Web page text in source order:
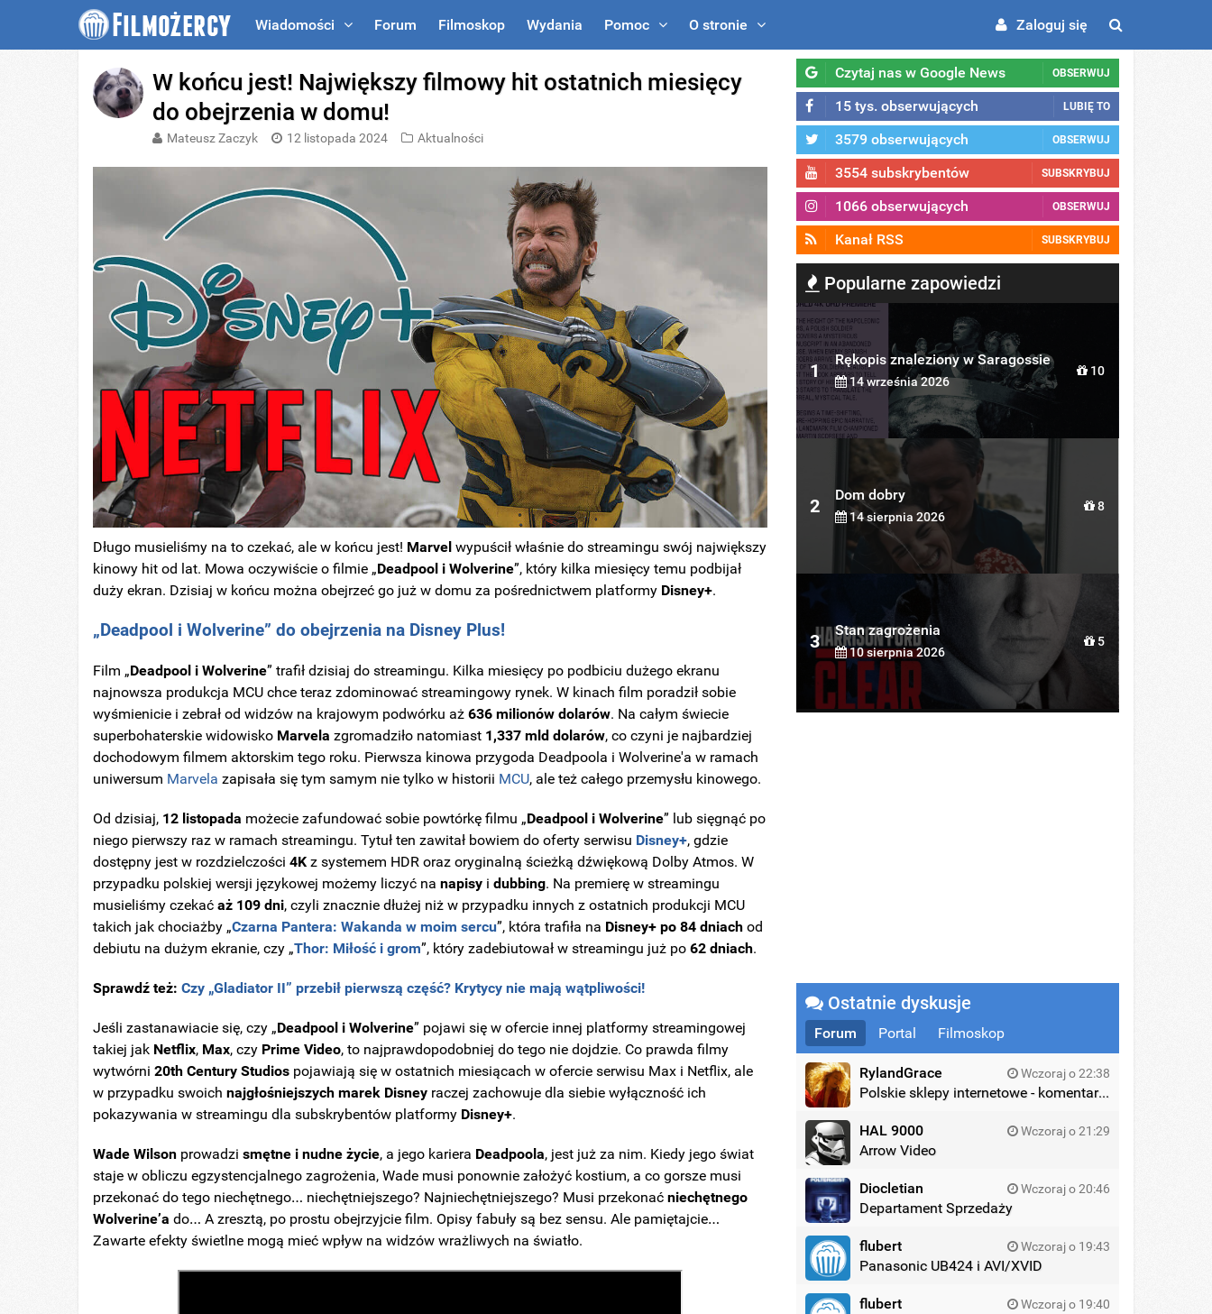
Wiadomości Forum Filmoskop Wydania Pomoc O stronie Zaloguj się
W końcu jest! Największy filmowy hit ostatnich miesięcy
do obejrzenia w domu!
Mateusz Zaczyk 12 listopada 2024 Aktualności
Długo musieliśmy na to czekać, ale w końcu jest! Marvel wypuścił właśnie do streamingu swój największy
kinowy hit od lat. Mowa oczywiście o filmie „Deadpool i Wolverine”, który kilka miesięcy temu podbijał
duży ekran. Dzisiaj w końcu można obejrzeć go już w domu za pośrednictwem platformy Disney+.
„Deadpool i Wolverine” do obejrzenia na Disney Plus!
Film „Deadpool i Wolverine” trafił dzisiaj do streamingu. Kilka miesięcy po podbiciu dużego ekranu
najnowsza produkcja MCU chce teraz zdominować streamingowy rynek. W kinach film poradził sobie
wyśmienicie i zebrał od widzów na krajowym podwórku aż 636 milionów dolarów. Na całym świecie
superbohaterskie widowisko Marvelazgromadziło natomiast 1,337 mld dolarów, co czyni je najbardziej
dochodowym filmem aktorskim tego roku. Pierwsza kinowa przygoda Deadpoola i Wolverine'a w ramach
uniwersum Marvela zapisała się tym samym nie tylko w historii MCU, ale też całego przemysłu kinowego.
Od dzisiaj, 12 listopada możecie zafundować sobie powtórkę filmu „Deadpool i Wolverine” lub sięgnąć po
niego pierwszy raz w ramach streamingu. Tytuł ten zawitał bowiem do oferty serwisu Disney+, gdzie
dostępny jest w rozdzielczości4K z systemem HDR oraz oryginalną ścieżką dźwiękową Dolby Atmos. W
przypadku polskiej wersji językowej możemy liczyć nanapisy idubbing. Na premierę w streamingu
musieliśmy czekaćaż 109 dni, czyli znacznie dłużej niż w przypadku innych z ostatnich produkcji MCU
takich jak chociażby „Czarna Pantera: Wakanda w moim sercu”, która trafiła na Disney+ po 84 dniachod
debiutu na dużym ekranie, czy „Thor: Miłość i grom”, który zadebiutował w streamingu już po62 dniach.
Sprawdź też:Czy „Gladiator II” przebił pierwszą część? Krytycy nie mają wątpliwości!
Jeśli zastanawiacie się, czy „Deadpool i Wolverine” pojawi się w ofercie innej platformy streamingowej
takiej jak Netflix, Max, czy Prime Video, to najprawdopodobniej do tego nie dojdzie. Co prawda filmy
wytwórni20th Century Studios pojawiają się w ostatnich miesiącach w ofercie serwisu Max i Netflix, ale
w przypadku swoichnajgłośniejszych marek Disney raczej zachowuje dla siebie wyłączność ich
pokazywania w streamingu dla subskrybentów platformy Disney+.
Wade Wilson prowadzismętne i nudne życie, a jego kariera Deadpoola, jest już za nim. Kiedy jego świat
staje w obliczu egzystencjalnego zagrożenia, Wade musi ponownie założyć kostium, a co gorsze musi
przekonać do tego niechętnego… niechętniejszego? Najniechętniejszego? Musi przekonaćniechętnego
Wolverine’a do… A zresztą, po prostu obejrzyjcie film. Opisy fabuły są bez sensu. Ale pamiętajcie…
Zawarte efekty świetlne mogą mieć wpływ na widzów wrażliwych na światło.
Czytaj nas w Google News OBSERWUJ
15 tys. obserwujących LUBIĘ TO
3579 obserwujących OBSERWUJ
3554 subskrybentów SUBSKRYBUJ
1066 obserwujących OBSERWUJ
Kanał RSS SUBSKRYBUJ
Popularne zapowiedzi
1
Rękopis znaleziony w Saragossie
14 września 2026
10
2
Dom dobry
14 sierpnia 2026
8
3
Stan zagrożenia
10 sierpnia 2026
5
Ostatnie dyskusje
Forum Portal Filmoskop
RylandGrace Wczoraj o 22:38
Polskie sklepy internetowe - komentarze
HAL 9000 Wczoraj o 21:29
Arrow Video
Diocletian Wczoraj o 20:46
Departament Sprzedaży
flubert Wczoraj o 19:43
Panasonic UB424 i AVI/XVID
flubert Wczoraj o 19:40